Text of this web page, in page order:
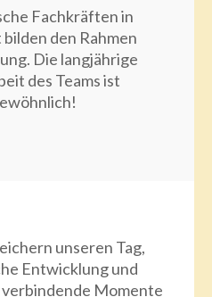
Fachkräften in
den Rahmen
Die langjährige
des Teams ist
unseren Tag,
Entwicklung und
Momente